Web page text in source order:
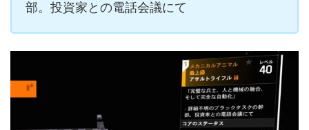
部。投資家との電話会議にて